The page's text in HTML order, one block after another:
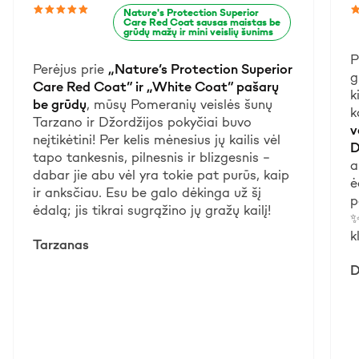
Nature's Protection Superior
Care Red Coat sausas maistas be
grūdų mažų ir mini veislių šunims
Perėjus prie „Nature’s Protection Superior
Care Red Coat” ir „White Coat” pašarų
be grūdų, mūsų Pomeranių veislės šunų
Tarzano ir Džordžijos pokyčiai buvo
neįtikėtini! Per kelis mėnesius jų kailis vėl
tapo tankesnis, pilnesnis ir blizgesnis –
dabar jie abu vėl yra tokie pat purūs, kaip
ir anksčiau. Esu be galo dėkinga už šį
ėdalą; jis tikrai sugrąžino jų gražų kailį!
Tarzanas